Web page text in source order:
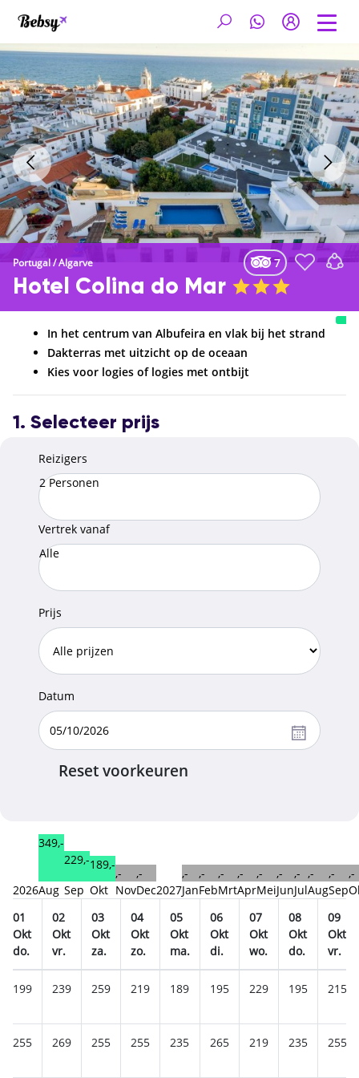
Portugal/Algarve 7
Hotel Colina do Mar
In het centrum van Albufeira en vlak bij het strand
Dakterras met uitzicht op de oceaan
Kies voor logies of logies met ontbijt
1. Selecteer prijs
Reizigers
2 Personen
Vertrek vanaf
Alle
Prijs
Datum
Reset voorkeuren
2026
349,-
Aug
229,-
Sep
189,-
Okt
,-
Nov
,-
Dec2027
,-
Jan
,-
Feb
,-
Mrt
,-
Apr
,-
Mei
,-
Jun
,-
Jul
,-
Aug
,-
Sep
,-
01
Okt
do.
02
Okt
vr.
03
Okt
za.
04
Okt
zo.
05
Okt
ma.
06
Okt
di.
07
Okt
wo.
08
Okt
do.
09
Okt
vr.
199 239 259 219 189 195 229 195 215
255 269 255 255 235 265 219 235 255